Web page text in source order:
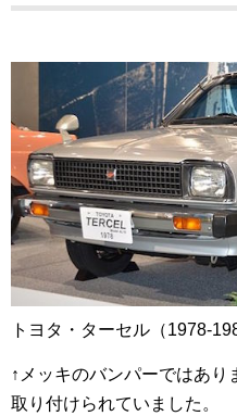
トヨタ・ターセル（1978-
↑メッキのバンパーではあ
取り付けられていました。